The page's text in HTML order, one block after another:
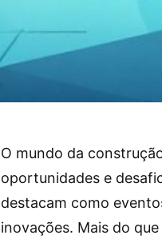
O mundo da
oportunidades e
destacam como
inovações. Mais do